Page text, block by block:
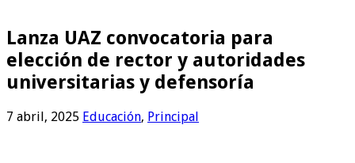
Lanza UAZ convocatoria para
elección de rector y autoridades
universitarias y defensoría
7 abril, 2025 Educación, Principal